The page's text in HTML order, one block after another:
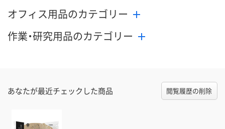
オフィス用品のカテゴリー
作業・研究用品のカテゴリー
あなたが最近チェックした商品 閲覧履歴の削除